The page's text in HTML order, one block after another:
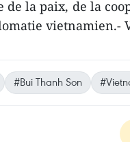
la paix, de la
vietnamien.-
#Bui Thanh Son